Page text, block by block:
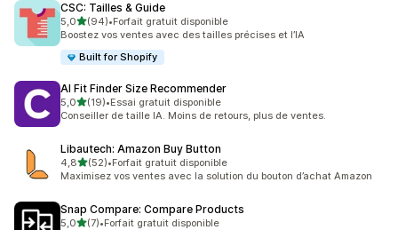
CSC: Tailles & Guide
5,0étoile(s) sur 5
(94)
94 avis au total
•Forfait gratuit disponible
Boostez vos ventes avec des tailles précises et l’IA
Built for Shopify
AI Fit Finder Size Recommender
5,0étoile(s) sur 5
(19)
19 avis au total
•Essai gratuit disponible
Conseiller de taille IA. Moins de retours, plus de ventes.
Libautech: Amazon Buy Button
4,8étoile(s) sur 5
(52)
52 avis au total
•Forfait gratuit disponible
Maximisez vos ventes avec la solution du bouton d’achat Amazon
Snap Compare: Compare Products
5,0étoile(s) sur 5
(7)•Forfait gratuit disponible